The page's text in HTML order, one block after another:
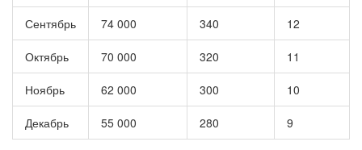
Сентябрь 74 000 340 12
Октябрь 70 000 320 11
Ноябрь 62 000 300 10
Декабрь 55 000 280 9